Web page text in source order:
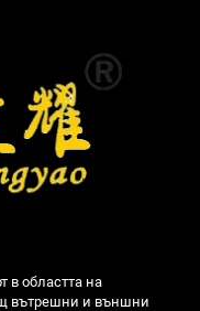
в областта на
вътрешни и външни